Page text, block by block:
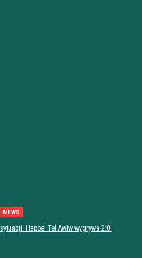
NEWS
Hapoel Tel Awiw wygrywa 2:0!